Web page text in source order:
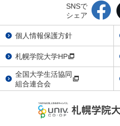
SNSで
シェア
個人情報保護方針
札幌学院大学HP
全国大学生活協同
組合連合会